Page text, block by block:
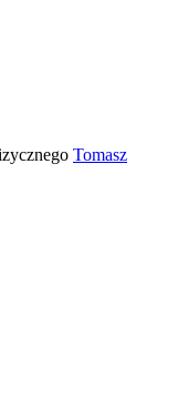
Tomasz